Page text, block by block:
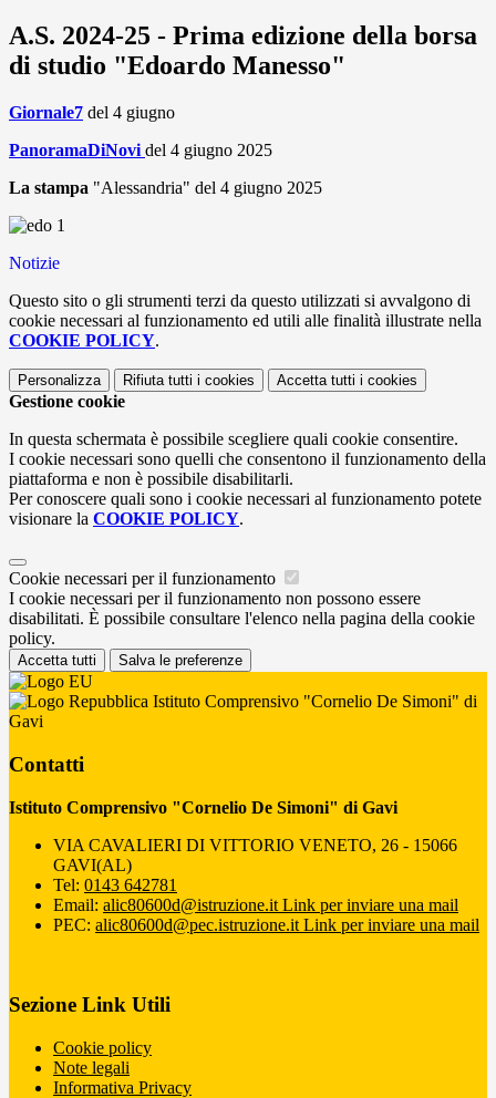
A.S. 2024-25 - Prima edizione della borsa
di studio "Edoardo Manesso"
Giornale7 del 4 giugno
PanoramaDiNovi del 4 giugno 2025
La stampa "Alessandria" del 4 giugno 2025
Notizie
Questo sito o gli strumenti terzi da questo utilizzati si avvalgono di
cookie necessari al funzionamento ed utili alle finalità illustrate nella
COOKIE POLICY.
Personalizza Rifiuta tutti i cookies Accetta tutti i cookies
Gestione cookie
In questa schermata è possibile scegliere quali cookie consentire.
I cookie necessari sono quelli che consentono il funzionamento della
piattaforma e non è possibile disabilitarli.
Per conoscere quali sono i cookie necessari al funzionamento potete
visionare la COOKIE POLICY.
Cookie necessari per il funzionamento
I cookie necessari per il funzionamento non possono essere
disabilitati. È possibile consultare l'elenco nella pagina della cookie
policy.
Accetta tutti Salva le preferenze
Istituto Comprensivo "Cornelio De Simoni" di
Gavi
Contatti
Istituto Comprensivo "Cornelio De Simoni" di Gavi
VIA CAVALIERI DI VITTORIO VENETO, 26 - 15066
GAVI(AL)
Tel: 0143 642781
Email: alic80600d@istruzione.it Link per inviare una mail
PEC: alic80600d@pec.istruzione.it Link per inviare una mail
Sezione Link Utili
Cookie policy
Note legali
Informativa Privacy